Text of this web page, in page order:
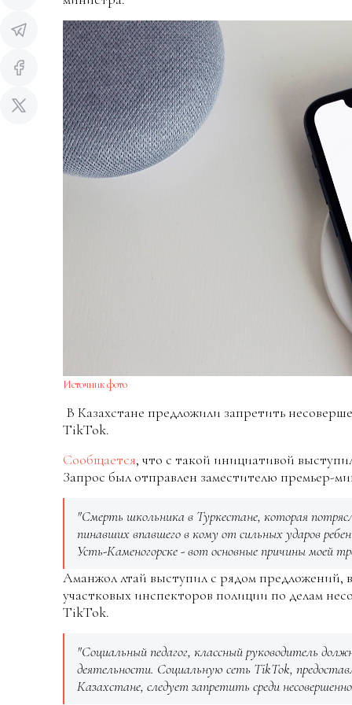
Источник фото
В Казахстане предложили запретить
TikTok.
Сообщается, что с такой инициативой
Запрос был отправлен заместителю премьер-
"Смерть школьника в Туркестане, которая
пинавших впавшего в кому от сильных ударов
Усть-Каменогорске - вот основные причины моей
Аманжол Әлтай выступил с рядом предложений,
участковых инспекторов полиции по делам
TikTok.
"Социальный педагог, классный руководитель
деятельности. Социальную сеть TikTok,
Казахстане, следует запретить среди